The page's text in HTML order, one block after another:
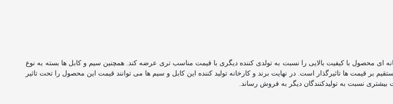
ای محصول با کیفیت بالایی را نسبت به تولدی کننده دیگری با قیمت مناسب تری عرضه کند. همچنین سیم و کابل ها بسته به نوع
قیمت ها تاثیرگذار است. در نهایت برند و کارخانه تولید کننده این کابل و سیم ها می توانند قیمت این محصول را تحت تاثیر
بیشتری نسبت به تولیدکنندگان دیگر به فروش رساند.